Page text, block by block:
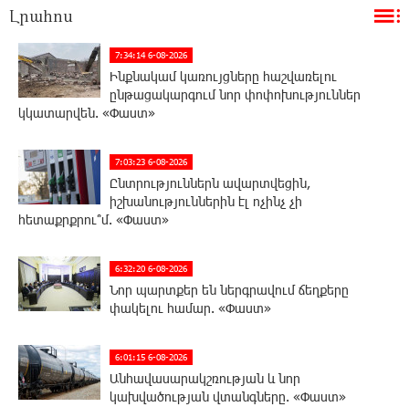
Լրահոս
7:34:14 6-08-2026
Ինքնակամ կառույցները հաշվառելու
ընթացակարգում նոր փոփոխություններ
կկատարվեն. «Փաստ»
7:03:23 6-08-2026
Ընտրություններն ավարտվեցին,
իշխանություններին էլ ոչինչ չի
հետաքրքրու՞մ. «Փաստ»
6:32:20 6-08-2026
Նոր պարտքեր են ներգրավում ճեղքերը
փակելու համար. «Փաստ»
6:01:15 6-08-2026
Անհավասարակշռության և նոր
կախվածության վտանգները. «Փաստ»